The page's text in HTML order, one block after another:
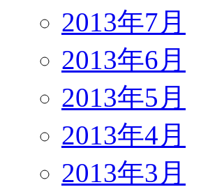
2013年7月
2013年6月
2013年5月
2013年4月
2013年3月